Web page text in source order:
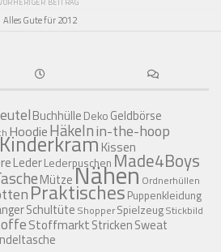
Alles Gute für 2012
Buchhülle Deko Geldbörse
HoodieHäkelnin-the-hoop
Kinderkram Kissen
LederLederpuschen Made4Boys
MützeNähenOrdnerhüllen
PraktischesPuppenkleidung
Schultüte ShopperSpielzeugStickbild
StoffmarktStrickenSweat